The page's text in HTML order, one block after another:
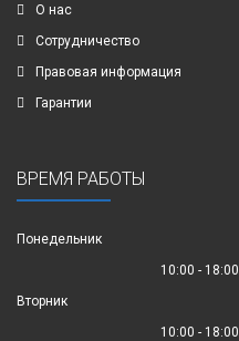
О нас
Сотрудничество
Правовая информация
Гарантии
ВРЕМЯ РАБОТЫ
Понедельник
10:00 - 18:00
Вторник
10:00 - 18:00